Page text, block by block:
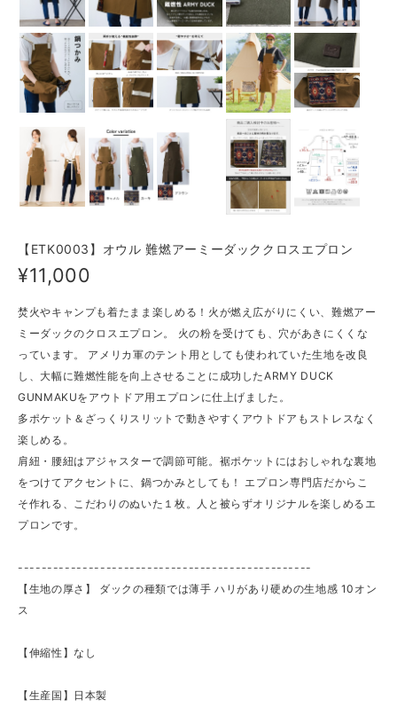
【ETK0003】オウル 難燃アーミーダッククロスエプロン
¥11,000
焚火やキャンプも着たまま楽しめる！火が燃え広がりにくい、難燃アー
ミーダックのクロスエプロン。 火の粉を受けても、穴があきにくくな
っています。 アメリカ軍のテント用としても使われていた生地を改良
し、大幅に難燃性能を向上させることに成功したARMY DUCK
GUNMAKUをアウトドア用エプロンに仕上げました。
多ポケット＆ざっくりスリットで動きやすくアウトドアもストレスなく
楽しめる。
肩紐・腰紐はアジャスターで調節可能。裾ポケットにはおしゃれな裏地
をつけてアクセントに、鍋つかみとしても！ エプロン専門店だからこ
そ作れる、こだわりのぬいた１枚。人と被らずオリジナルを楽しめるエ
プロンです。
--------------------------------------------------
【生地の厚さ】 ダックの種類では薄手 ハリがあり硬めの生地感 10オン
ス
【伸縮性】なし
【生産国】日本製